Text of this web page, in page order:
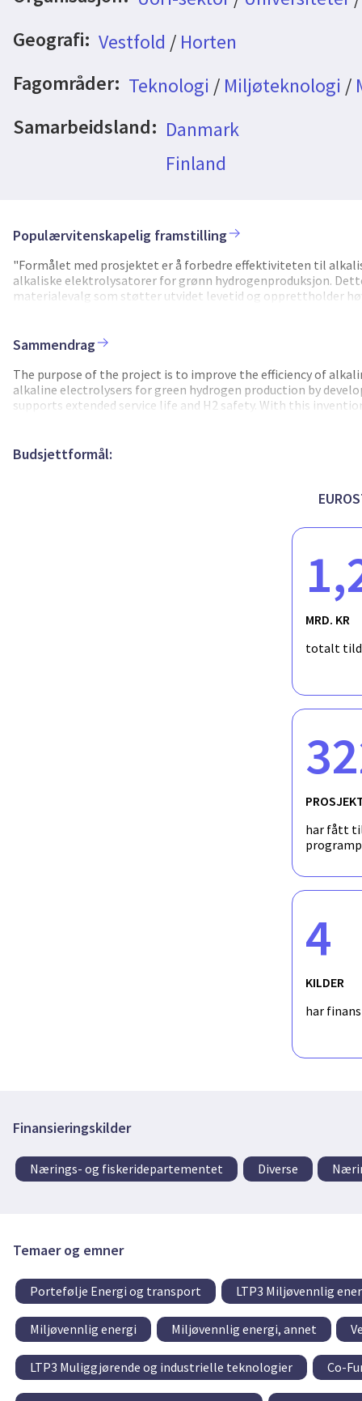
Geografi: Vestfold / Horten
Fagområder: Teknologi / Miljøteknologi /
Samarbeidsland: Danmark
Finland
Populærvitenskapelig framstilling
"Formålet med prosjektet er å forbedre effektiviteten til
alkaliske elektrolysatorer for grønn hydrogenproduksjon.
materialevalg som støtter utvidet levetid og opprettholder
Sammendrag
The purpose of the project is to improve the efficiency of
alkaline electrolysers for green hydrogen production by
supports extended service life and H2 safety. With this
Budsjettformål:
MRD. KR
totalt
har fått
4
KILDER
har
Finansieringskilder
Nærings- og fiskeridepartementet Diverse
Temaer og emner
Portefølje Energi og transport LTP3 Miljøvennlig
Miljøvennlig energi Miljøvennlig energi, annet
LTP3 Muliggjørende og industrielle teknologier Co-